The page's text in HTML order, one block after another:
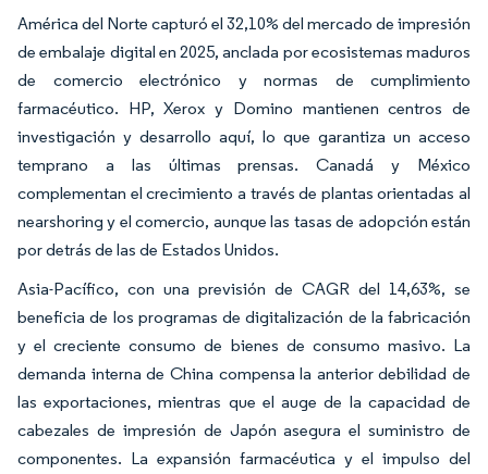
América del Norte capturó el 32,10% del mercado de impresión
de embalaje digital en 2025, anclada por ecosistemas maduros
de comercio electrónico y normas de cumplimiento
farmacéutico. HP, Xerox y Domino mantienen centros de
investigación y desarrollo aquí, lo que garantiza un acceso
temprano a las últimas prensas. Canadá y México
complementan el crecimiento a través de plantas orientadas al
nearshoring y el comercio, aunque las tasas de adopción están
por detrás de las de Estados Unidos.
Asia-Pacífico, con una previsión de CAGR del 14,63%, se
beneficia de los programas de digitalización de la fabricación
y el creciente consumo de bienes de consumo masivo. La
demanda interna de China compensa la anterior debilidad de
las exportaciones, mientras que el auge de la capacidad de
cabezales de impresión de Japón asegura el suministro de
componentes. La expansión farmacéutica y el impulso del